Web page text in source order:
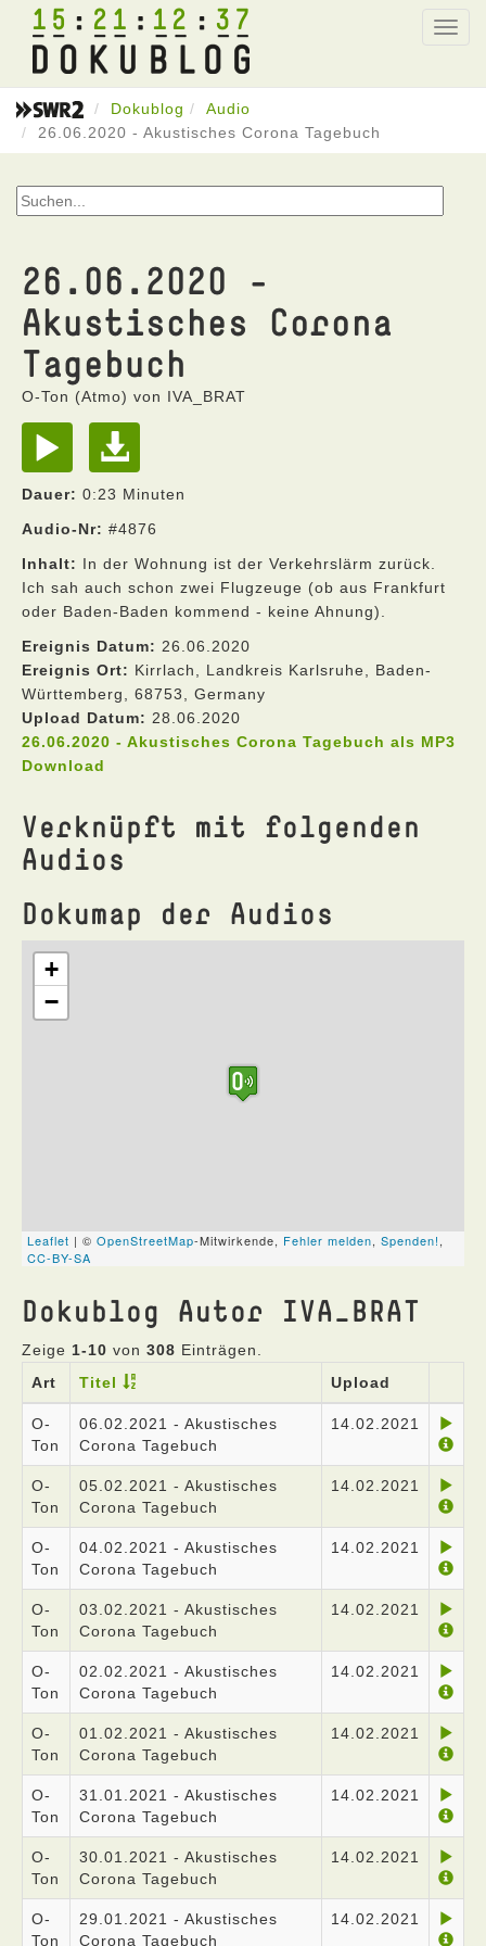
15 21 12 37
Dokublog
Audio
26.06.2020 - Akustisches Corona Tagebuch
26.06.2020 -
Akustisches Corona
Tagebuch
O-Ton (Atmo) von IVA_BRAT
Dauer: 0:23 Minuten
Audio-Nr: #4876
Inhalt: In der Wohnung ist der Verkehrslärm zurück.
Ich sah auch schon zwei Flugzeuge (ob aus Frankfurt
oder Baden-Baden kommend - keine Ahnung).
Ereignis Datum: 26.06.2020
Ereignis Ort: Kirrlach, Landkreis Karlsruhe, Baden-
Württemberg, 68753, Germany
Upload Datum: 28.06.2020
26.06.2020 - Akustisches Corona Tagebuch als MP3
Download
Verknüpft mit folgenden
Audios
Dokumap der Audios
Dokublog Autor IVA_BRAT
Zeige 1-10 von 308 Einträgen.
Art
Titel Upload
O-
Ton
06.02.2021 - Akustisches
Corona Tagebuch
14.02.2021
O-
Ton
05.02.2021 - Akustisches
Corona Tagebuch
14.02.2021
O-
Ton
04.02.2021 - Akustisches
Corona Tagebuch
14.02.2021
O-
Ton
03.02.2021 - Akustisches
Corona Tagebuch
14.02.2021
O-
Ton
02.02.2021 - Akustisches
Corona Tagebuch
14.02.2021
O-
Ton
01.02.2021 - Akustisches
Corona Tagebuch
14.02.2021
O-
Ton
31.01.2021 - Akustisches
Corona Tagebuch
14.02.2021
O-
Ton
30.01.2021 - Akustisches
Corona Tagebuch
14.02.2021
O-
Ton
29.01.2021 - Akustisches
Corona Tagebuch
14.02.2021